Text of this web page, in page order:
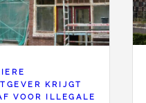
KRIJGT
VOOR ILLEGALE